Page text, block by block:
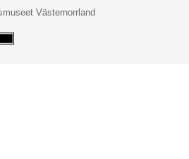
Västernorrland